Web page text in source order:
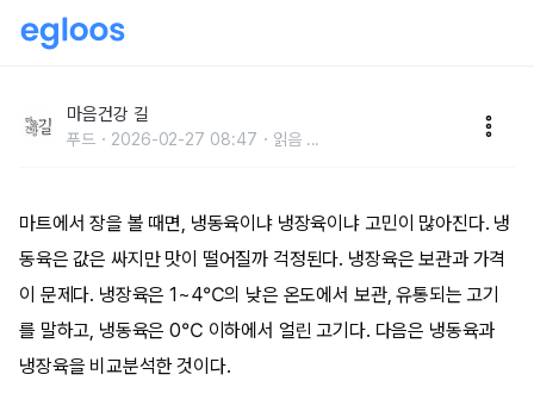
마음건강 길
푸드 2026-02-27 08:47 읽음 ...
마트에서 장을 볼 때면, 냉동육이냐 냉장육이냐 고민이 많아진다. 냉
동육은 값은 싸지만 맛이 떨어질까 걱정된다. 냉장육은 보관과 가격
이 문제다. 냉장육은 1~4℃의 낮은 온도에서 보관, 유통되는 고기
를 말하고, 냉동육은 0℃ 이하에서 얼린 고기다. 다음은 냉동육과
냉장육을 비교분석한 것이다.